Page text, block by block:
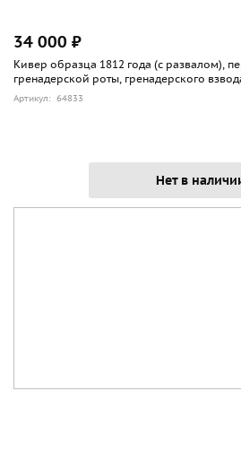
34 000 ₽
Кивер образца 1812 года (с развалом),
гренадерской роты, гренадерского
Артикул: 64833
Нет в